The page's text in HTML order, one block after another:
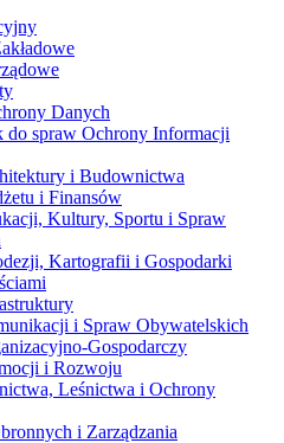
Danych
do spraw Ochrony Informacji
i Budownictwa
i Finansów
Kultury, Sportu i Spraw
Kartografii i Gospodarki
i Spraw Obywatelskich
Gospodarczy
i Rozwoju
Leśnictwa i Ochrony
i Zarządzania